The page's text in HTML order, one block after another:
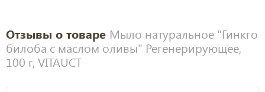
Отзывы о товаре Мыло натуральное "Гинкго
билоба с маслом оливы" Регенерирующее,
100 г, VITAUCT